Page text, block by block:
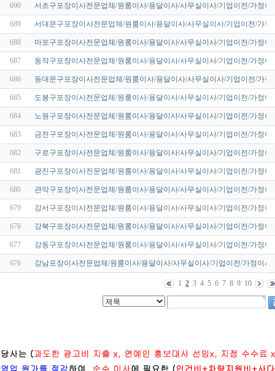
690 서초구포장이사전문업체/원룸이사/용달이사/사무실이사/기업이전/가정
689 서대문구포장이사전문업체/원룸이사/용달이사/사무실이사/기업이전/가
688 마포구포장이사전문업체/원룸이사/용달이사/사무실이사/기업이전/가정
687 동작구포장이사전문업체/원룸이사/용달이사/사무실이사/기업이전/가정
686 동대문구포장이사전문업체/원룸이사/용달이사/사무실이사/기업이전/가
685 도봉구포장이사전문업체/원룸이사/용달이사/사무실이사/기업이전/가정
684 노원구포장이사전문업체/원룸이사/용달이사/사무실이사/기업이전/가정
683 금천구포장이사전문업체/원룸이사/용달이사/사무실이사/기업이전/가정
682 구로구포장이사전문업체/원룸이사/용달이사/사무실이사/기업이전/가정
681 광진구포장이사전문업체/원룸이사/용달이사/사무실이사/기업이전/가정
680 관악구포장이사전문업체/원룸이사/용달이사/사무실이사/기업이전/가정
679 강서구포장이사전문업체/원룸이사/용달이사/사무실이사/기업이전/가정
678 강북구포장이사전문업체/원룸이사/용달이사/사무실이사/기업이전/가정
677 강동구포장이사전문업체/원룸이사/용달이사/사무실이사/기업이전/가정
676 강남포장이사전문업체/원룸이사/용달이사/사무실이사/기업이전/가정이
1 2 3 4 5 6 7 8 9 10